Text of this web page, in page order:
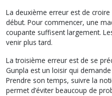
La deuxième erreur est de croire
début. Pour commencer, une
coupante suffisent largement.
venir plus tard.
La troisième erreur est de se
Gunpla est un loisir qui
Prendre son temps, suivre la
permet d’éviter beaucoup de